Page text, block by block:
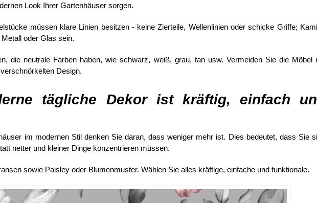
Look Ihrer Gartenhäuser sorgen.
müssen klare Linien besitzen - keine Zierteile, Wellenlinien oder schicke Griffe;
oder Glas sein.
die neutrale Farben haben, wie schwarz, weiß, grau, tan usw. Vermeiden Sie die Möbel
Design.
tägliche Dekor ist kräftig, einfach
im modernen Stil denken Sie daran, dass weniger mehr ist. Dies bedeutet, dass Sie
netter und kleiner Dinge konzentrieren müssen.
sowie Paisley oder Blumenmuster. Wählen Sie alles kräftige, einfache und funktionale.